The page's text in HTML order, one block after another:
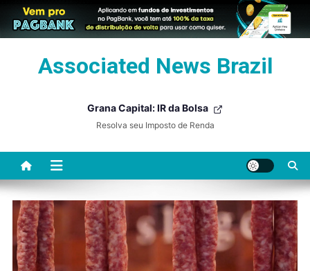
Associated News Brazil
Grana Capital: IR da Bolsa
Resolva seu Imposto de Renda